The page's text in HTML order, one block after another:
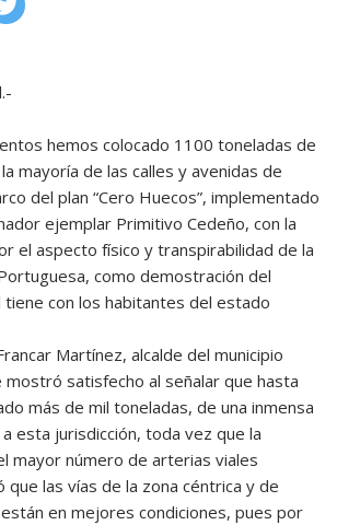
hemos colocado 1100 toneladas de
mayoría de las calles y avenidas de
del plan “Cero Huecos”, implementado
ejemplar Primitivo Cedeño, con la
el aspecto físico y transpirabilidad de la
como demostración del
con los habitantes del estado
Martínez, alcalde del municipio
mostró satisfecho al señalar que hasta
más de mil toneladas, de una inmensa
esta jurisdicción, toda vez que la
mayor número de arterias viales
que las vías de la zona céntrica y de
en mejores condiciones, pues por